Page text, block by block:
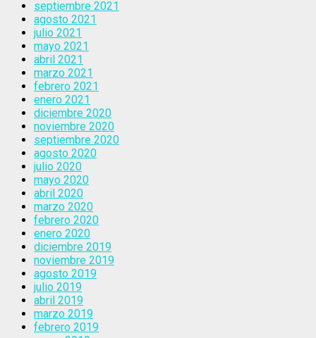
septiembre 2021
agosto 2021
julio 2021
mayo 2021
abril 2021
marzo 2021
febrero 2021
enero 2021
diciembre 2020
noviembre 2020
septiembre 2020
agosto 2020
julio 2020
mayo 2020
abril 2020
marzo 2020
febrero 2020
enero 2020
diciembre 2019
noviembre 2019
agosto 2019
julio 2019
abril 2019
marzo 2019
febrero 2019